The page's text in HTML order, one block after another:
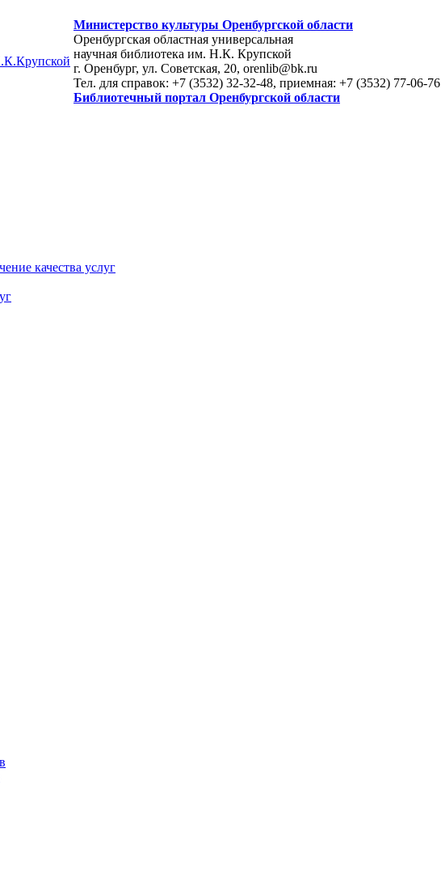
Министерство культуры Оренбургской области
Оренбургская областная универсальная
научная библиотека им. Н.К. Крупской
г. Оренбург, ул. Советская, 20, orenlib@bk.ru
Тел. для справок: +7 (3532) 32-32-48, приемная: +7 (3532) 77-06-76
Библиотечный портал Оренбургской области
качества услуг